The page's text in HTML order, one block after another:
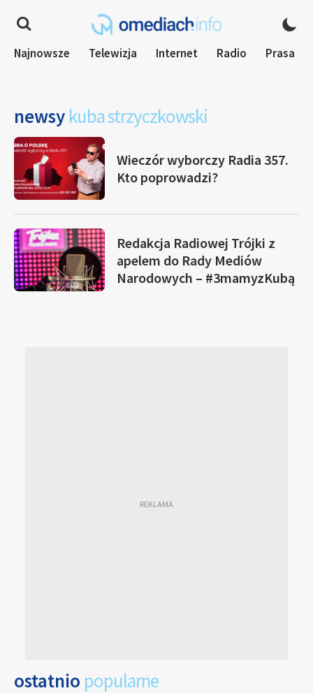
Najnowsze Telewizja Internet Radio Prasa
newsy kuba strzyczkowski
Wieczór wyborczy Radia 357.
Kto poprowadzi?
Redakcja Radiowej Trójki z
apelem do Rady Mediów
Narodowych – #3mamyzKubą
ostatnio popularne